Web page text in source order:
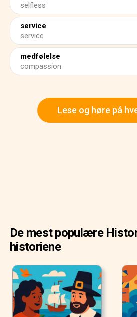
selfless
service
service
medfølelse
compassion
Lese og høre på
De mest populære
historiene